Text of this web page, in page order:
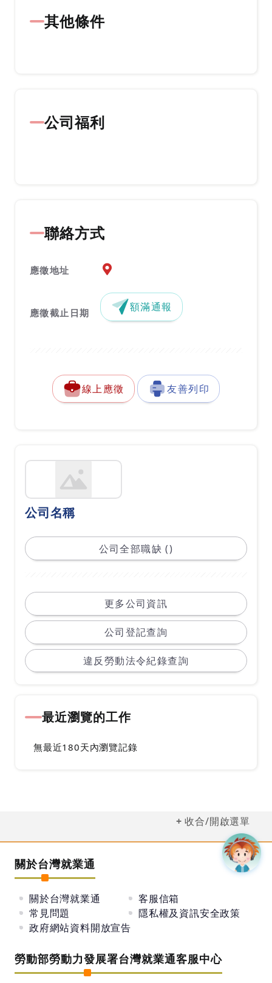
其他條件
公司福利
聯絡方式
應徵地址 應徵地址地圖『另開新視窗』
應徵截止日期 額滿通報
線上應徵 友善列印
公司名稱
公司全部職缺 ()
更多公司資訊
公司登記查詢
違反勞動法令紀錄查詢
最近瀏覽的工作
無最近180天內瀏覽記錄
收合/開啟選單
關於台灣就業通
關於台灣就業通
客服信箱
常見問題
隱私權及資訊安全政策
政府網站資料開放宣告
勞動部勞動力發展署台灣就業通客服中心